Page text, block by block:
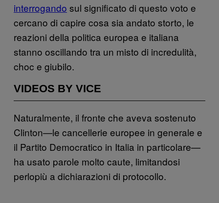
interrogando sul significato di questo voto e
cercano di capire cosa sia andato storto, le
reazioni della politica europea e italiana
stanno oscillando tra un misto di incredulità,
choc e giubilo.
VIDEOS BY VICE
Naturalmente, il fronte che aveva sostenuto
Clinton—le cancellerie europee in generale e
il Partito Democratico in Italia in particolare—
ha usato parole molto caute, limitandosi
perlopiù a dichiarazioni di protocollo.